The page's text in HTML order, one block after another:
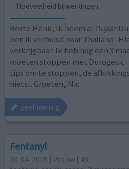
Hoeveelheid bijwerkingen
Beste Henk, Ik neem al 15 jaar
ben ik verhuisd naar Thailand .
verkrijgbaar. Ik heb nog een 3
moeten stoppen met Durogesic
tips om te stoppen, de
niets... Groeten, Nic
geef mening
Fentanyl
20-04-2019 | Vrouw | 43